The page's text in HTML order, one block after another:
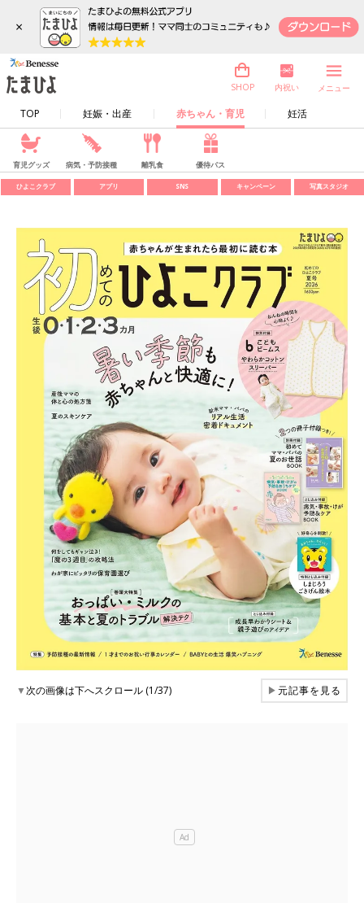
×
TOP 妊娠・出産 赤ちゃん・育児 妊活
SHOP 内祝い メニュー
育児グッズ 病気・予防接種 離乳食 優待パス
ひよこクラブ アプリ SNS キャンペーン 写真スタジオ
▼次の画像は下へスクロール (1/37) ▶元記事を見る